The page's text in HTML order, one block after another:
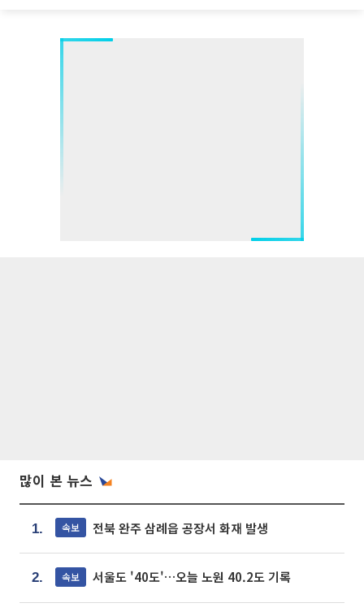
많이 본 뉴스
1. 속보 전북 완주 삼례읍 공장서 화재 발생
2. 속보 서울도 '40도'…오늘 노원 40.2도 기록